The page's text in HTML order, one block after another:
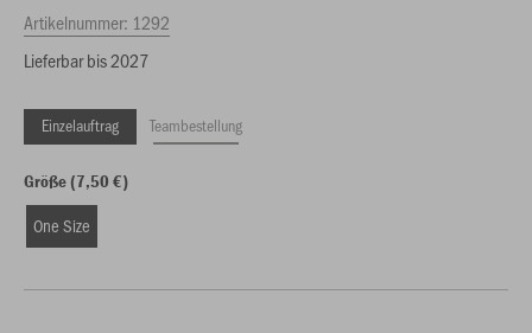
Artikelnummer: 1292
Lieferbar bis 2027
Einzelauftrag Teambestellung
Größe (7,50 €)
One Size